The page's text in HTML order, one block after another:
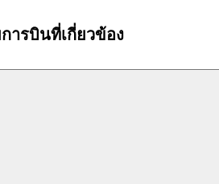
ารบินที่เกี่ยวข้อง